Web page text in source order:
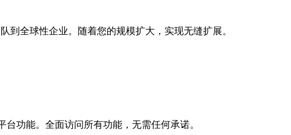
到全球性企业。随着您的规模扩大，实现无缝扩展。
功能。全面访问所有功能，无需任何承诺。